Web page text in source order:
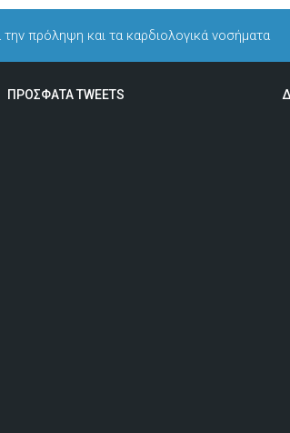
πρόληψη και τα καρδιολογικά νοσήματα
ΠΡΟΣΦΑΤΑ TWEETS